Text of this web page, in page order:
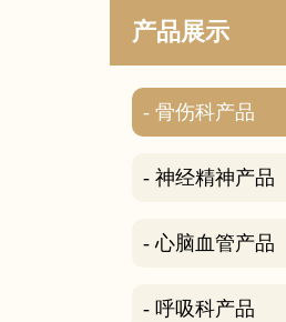
产品展示
- 骨伤科产品
- 神经精神产品
- 心脑血管产品
- 呼吸科产品